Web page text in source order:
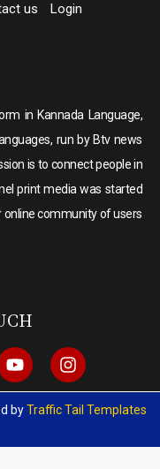
us Login
in Kannada Language,
run by Btv news
is to connect people in
print media was started
community of users
byTraffic Tail Templates